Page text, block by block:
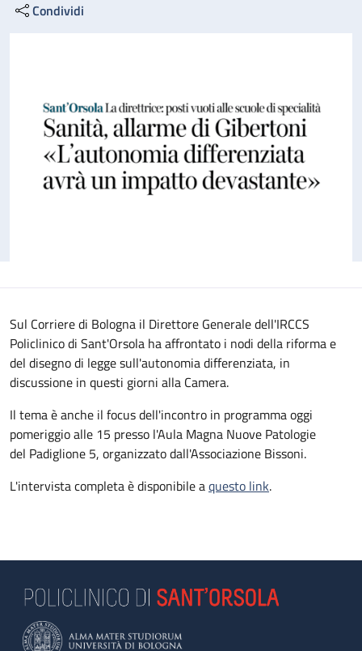
Condividi
Sul Corriere di Bologna il Direttore Generale dell'IRCCS
Policlinico di Sant'Orsola ha affrontato i nodi della riforma e
del disegno di legge sull'autonomia differenziata, in
discussione in questi giorni alla Camera.
Il tema è anche il focus dell'incontro in programma oggi
pomeriggio alle 15 presso l'Aula Magna Nuove Patologie
del Padiglione 5, organizzato dall'Associazione Bissoni.
L'intervista completa è disponibile aquesto link.